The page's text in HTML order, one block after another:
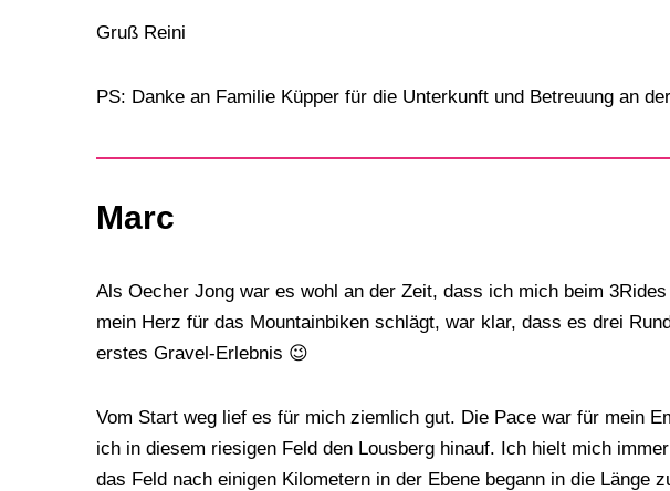
Gruß Reini
PS: Danke an Familie Küpper für die Unterkunft und Betreuung an
Marc
Als Oecher Jong war es wohl an der Zeit, dass ich mich beim
mein Herz für das Mountainbiken schlägt, war klar, dass es drei
erstes Gravel-Erlebnis 😉
Vom Start weg lief es für mich ziemlich gut. Die Pace war für mein
ich in diesem riesigen Feld den Lousberg hinauf. Ich hielt mich
das Feld nach einigen Kilometern in der Ebene begann in die Länge